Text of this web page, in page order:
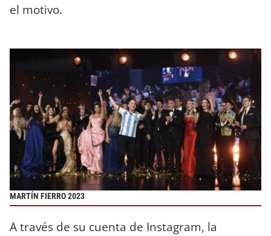
el motivo.
MARTÍN FIERRO 2023
A través de su cuenta de Instagram, la